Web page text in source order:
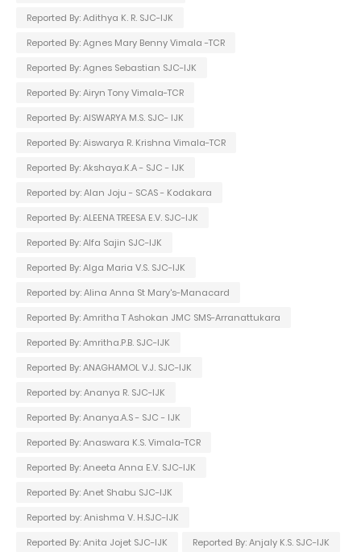
Reported By: Adithya K. R. SJC-IJK
Reported By: Agnes Mary Benny Vimala -TCR
Reported By: Agnes Sebastian SJC-IJK
Reported By: Airyn Tony Vimala-TCR
Reported By: AISWARYA M.S. SJC- IJK
Reported By: Aiswarya R. Krishna Vimala-TCR
Reported By: Akshaya.K.A - SJC - IJK
Reported by: Alan Joju - SCAS - Kodakara
Reported By: ALEENA TREESA E.V. SJC-IJK
Reported By: Alfa Sajin SJC-IJK
Reported By: Alga Maria V.S. SJC-IJK
Reported by: Alina Anna St Mary's-Manacard
Reported By: Amritha T Ashokan JMC SMS-Arranattukara
Reported By: Amritha.P.B. SJC-IJK
Reported By: ANAGHAMOL V.J. SJC-IJK
Reported by: Ananya R. SJC-IJK
Reported By: Ananya.A.S - SJC - IJK
Reported By: Anaswara K.S. Vimala-TCR
Reported By: Aneeta Anna E.V. SJC-IJK
Reported By: Anet Shabu SJC-IJK
Reported by: Anishma V. H.SJC-IJK
Reported By: Anita Jojet SJC-IJK
Reported By: Anjaly K.S. SJC-IJK